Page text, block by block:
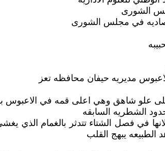
الشورى
في مجلس الشورى
مديريه حيفان محافظه تعز
علو شاهق وهي اعلى قمه في الاعبوس
الشطريه السابقه
لانها في فصل الشتاء تتدثر بالغمام
يبهج القلب